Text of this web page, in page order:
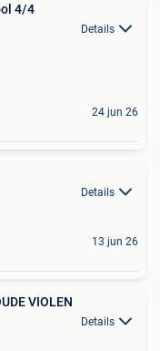
4/4
Details
24 jun 26
Details
13 jun 26
VERZAMELING OUDE VIOLEN
Details